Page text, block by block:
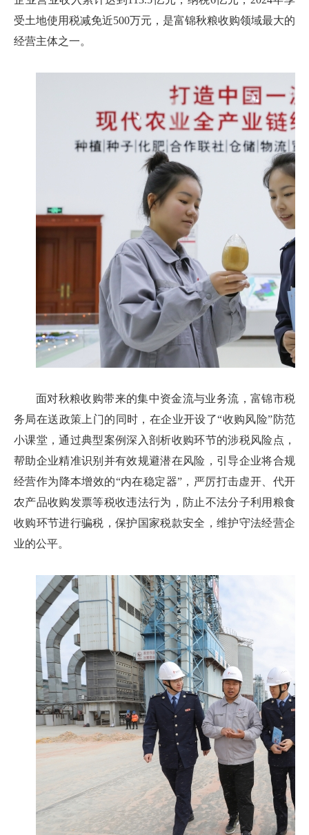
受土地使用税减免近500万元，是富锦秋粮收购领域最大的
经营主体之一。
面对秋粮收购带来的集中资金流与业务流，富锦市税
务局在送政策上门的同时，在企业开设了“收购风险”防范
小课堂，通过典型案例深入剖析收购环节的涉税风险点，
帮助企业精准识别并有效规避潜在风险，引导企业将合规
经营作为降本增效的“内在稳定器”，严厉打击虚开、代开
农产品收购发票等税收违法行为，防止不法分子利用粮食
收购环节进行骗税，保护国家税款安全，维护守法经营企
业的公平。